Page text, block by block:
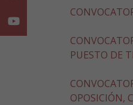
PUESTO DE
OPOSICIÓN,
Youtube